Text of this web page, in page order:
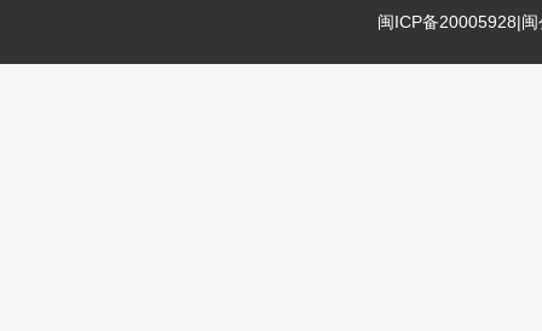
闽ICP备20005928|